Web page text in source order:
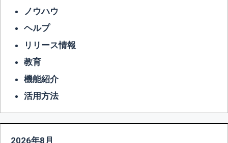
ノウハウ
ヘルプ
リリース情報
教育
機能紹介
活用方法
2026年8月